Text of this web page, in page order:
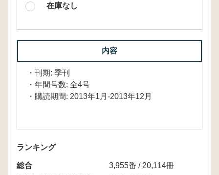
在庫なし
内容
・刊期: 季刊
・年間号数: 全4号
・購読期間: 2013年1月-2013年12月
ランキング
総合
3,955番 / 20,114冊